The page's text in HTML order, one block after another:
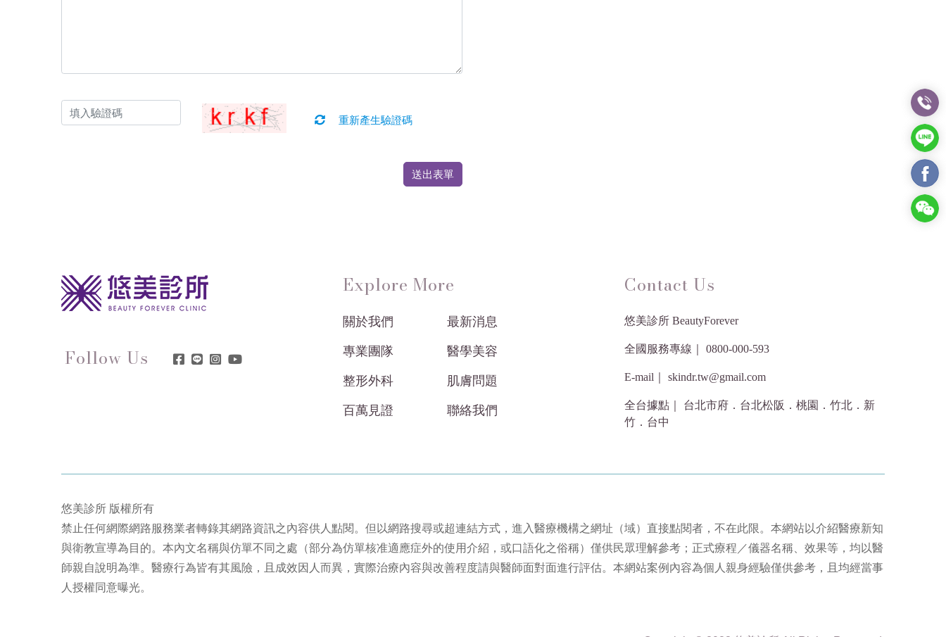
重新產生驗證碼
送出表單
Follow Us
Explore More
關於我們 最新消息
專業團隊 醫學美容
整形外科 肌膚問題
百萬見證 聯絡我們
Contact Us
悠美診所 BeautyForever
全國服務專線｜ 0800-000-593
E-mail｜ skindr.tw@gmail.com
全台據點｜ 台北市府．台北松阪．桃園．竹北．新
竹．台中
悠美診所 版權所有
禁止任何網際網路服務業者轉錄其網路資訊之內容供人點閱。但以網路搜尋或超連結方式，進入醫療機構之網址（域）直接點閱者，不在此限。本網站以介紹醫療新知
與衛教宣導為目的。本內文名稱與仿單不同之處（部分為仿單核准適應症外的使用介紹，或口語化之俗稱）僅供民眾理解參考；正式療程／儀器名稱、效果等，均以醫
師親自說明為準。醫療行為皆有其風險，且成效因人而異，實際治療內容與改善程度請與醫師面對面進行評估。本網站案例內容為個人親身經驗僅供參考，且均經當事
人授權同意曝光。